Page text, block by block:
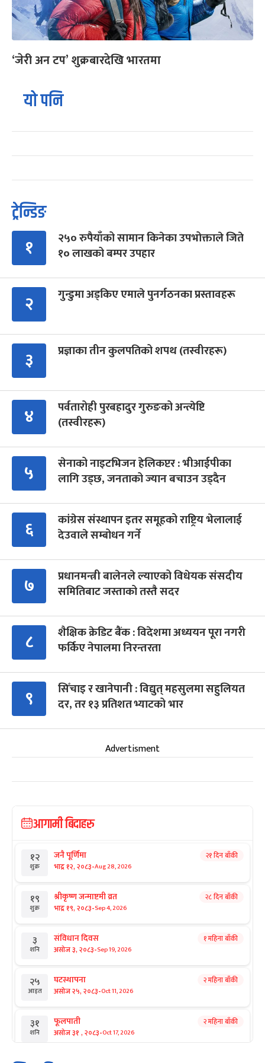
‘जेरी अन टप’ शुक्रबारदेखि भारतमा
यो पनि
ट्रेन्डिङ
१
२५० रुपैयाँको सामान किनेका उपभोक्ताले जिते
१० लाखको बम्पर उपहार
२ गुन्डुमा अड्किए एमाले पुनर्गठनका प्रस्तावहरू
३ प्रज्ञाका तीन कुलपतिको शपथ (तस्वीरहरू)
४
पर्वतारोही पुरबहादुर गुरुङको अन्त्येष्टि
(तस्वीरहरू)
५
सेनाको नाइटभिजन हेलिकप्टर : भीआईपीका
लागि उड्छ, जनताको ज्यान बचाउन उड्दैन
६
कांग्रेस संस्थापन इतर समूहको राष्ट्रिय भेलालाई
देउवाले सम्बोधन गर्ने
७
प्रधानमन्त्री बालेनले ल्याएको विधेयक संसदीय
समितिबाट जस्ताको तस्तै सदर
८
शैक्षिक क्रेडिट बैंक : विदेशमा अध्ययन पूरा नगरी
फर्किए नेपालमा निरन्तरता
९
सिँचाइ र खानेपानी : विद्युत् महसुलमा सहुलियत
दर, तर १३ प्रतिशत भ्याटको भार
Advertisment
आगामी बिदाहरु
१२
शुक्र
जनै पूर्णिमा
भाद्र १२, २०८३-Aug 28, 2026
२१ दिन बाँकी
१९
शुक्र
श्रीकृष्ण जन्माष्टमी व्रत
भाद्र १९, २०८३-Sep 4, 2026
२८ दिन बाँकी
३
शनि
संविधान दिवस
असोज ३, २०८३-Sep 19, 2026
१ महिना बाँकी
२५
आइत
घटस्थापना
असोज २५, २०८३-Oct 11, 2026
२ महिना बाँकी
३१
शनि
फूलपाती
असोज ३१ , २०८३-Oct 17, 2026
२ महिना बाँकी